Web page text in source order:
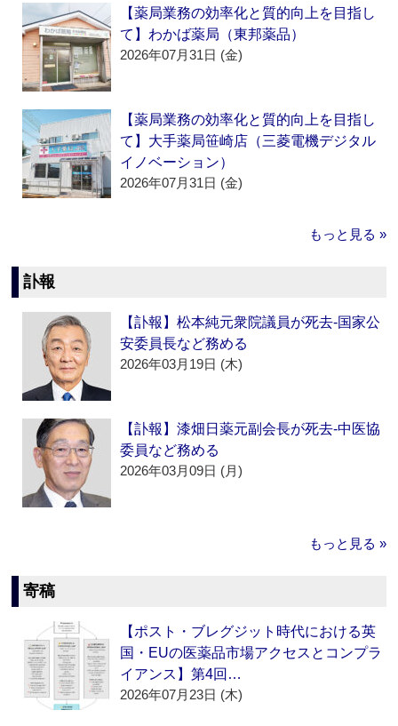
【薬局業務の効率化と質的向上を目指し
て】わかば薬局（東邦薬品）
2026年07月31日 (金)
【薬局業務の効率化と質的向上を目指し
て】大手薬局笹崎店（三菱電機デジタル
イノベーション）
2026年07月31日 (金)
もっと見る »
訃報
【訃報】松本純元衆院議員が死去‐国家公
安委員長など務める
2026年03月19日 (木)
【訃報】漆畑日薬元副会長が死去‐中医協
委員など務める
2026年03月09日 (月)
もっと見る »
寄稿
【ポスト・ブレグジット時代における英
国・EUの医薬品市場アクセスとコンプラ
イアンス】第4回…
2026年07月23日 (木)